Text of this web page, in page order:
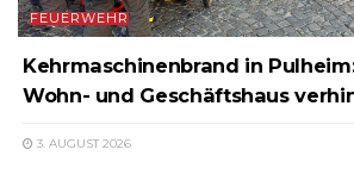
FEUERWEHR
Kehrmaschinenbrand in
Wohn- und Geschäftshaus
3. AUGUST 2026